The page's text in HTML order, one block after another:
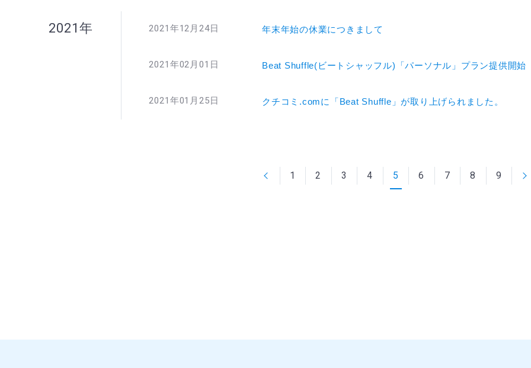
2021年 2021年12月24日 年末年始の休業につきまして
2021年02月01日 Beat Shuffle(ビートシャッフル)「パーソナル」プラン提供開始
2021年01月25日 クチコミ.comに「Beat Shuffle」が取り上げられました。
1 2 3 4 5 6 7 8 9